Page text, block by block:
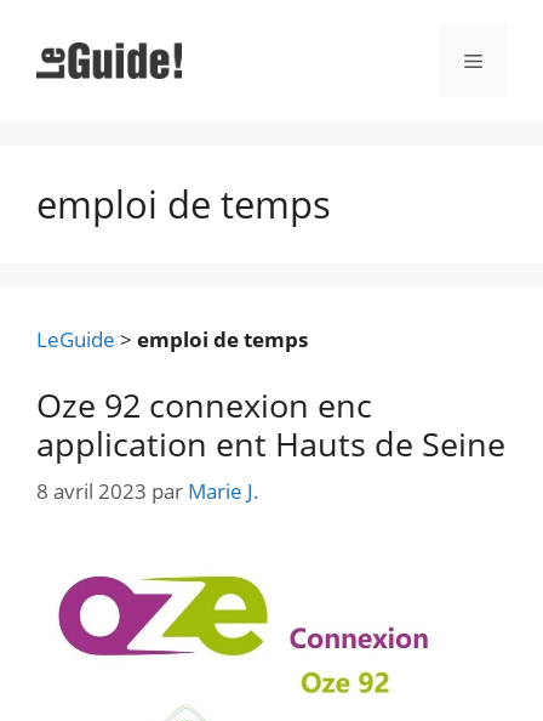
contenu
Menu
emploi de temps
LeGuide > emploi de temps
Oze 92 connexion enc
application ent Hauts de Seine
8 avril 2023 par Marie J.